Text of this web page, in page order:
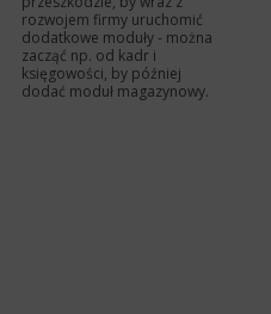
rozwojem firmy uruchomić
dodatkowe moduły - można
zacząć np. od kadr i
księgowości, by później
dodać moduł magazynowy.